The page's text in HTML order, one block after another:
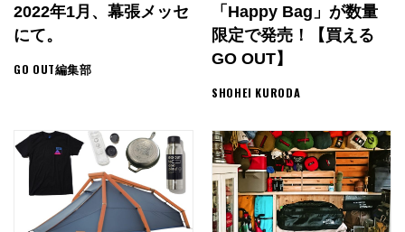
2022年1月、幕張メッセ
にて。
GO OUT編集部
「Happy Bag」が数量
限定で発売！【買える
GO OUT】
SHOHEI KURODA